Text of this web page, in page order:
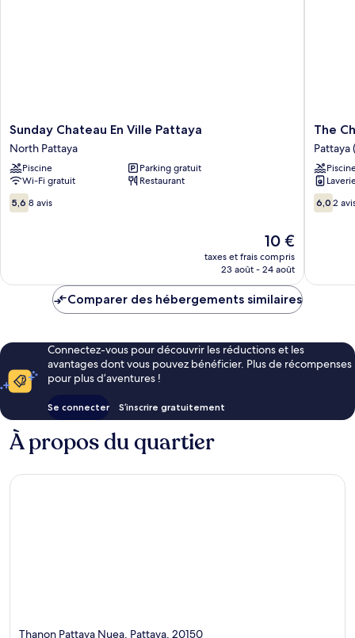
Sunday
Chateau
En
Ville
Pattaya
North
Pattaya
Sunday Chateau En Ville Pattaya
North Pattaya
Piscine
Parking gratuit
Wi-Fi gratuit
Restaurant
5.6
sur
5,6 8 avis
Le
nouveau
prix
de
10 €
taxes et frais compris
23 août - 24 août
The
Chezz
by
Pattaya
(centre)
The
Pattaya
6.0
sur
6,0 2
Comparer des hébergements similaires
Connectez-vous pour découvrir les réductions et les
avantages dont vous pouvez bénéficier. Plus de récompenses
pour plus d’aventures !
Se connecter S’inscrire gratuitement
À propos du quartier
Thanon Pattaya Nuea, Pattaya, 20150